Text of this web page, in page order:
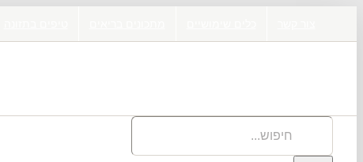
לתוכן
באתר: